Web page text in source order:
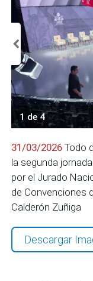
1 de 4
31/03/2026 Todo
la segunda
por el Jurado
de Convenciones
Calderón Zuñiga
Descargar